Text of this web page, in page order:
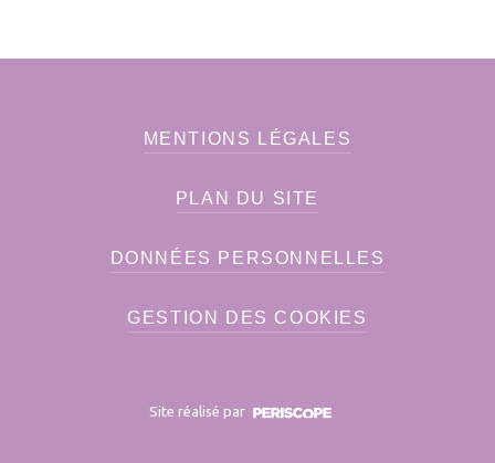
MENTIONS LÉGALES
PLAN DU SITE
DONNÉES PERSONNELLES
GESTION DES COOKIES
Site réalisé par